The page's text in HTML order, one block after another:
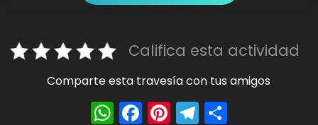
Califica esta actividad
Comparte esta travesía con tus amigos
W F Pi T